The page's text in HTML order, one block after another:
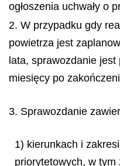
ogłoszenia uchwały o
2. W przypadku gdy
powietrza jest
lata, sprawozdanie jest
miesięcy po
3. Sprawozdanie
1) kierunkach i
priorytetowych, w